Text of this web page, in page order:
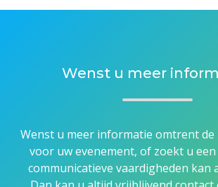
Wenst u meer
Wenst u meer informatie omtrent de
voor uw evenement, of zoekt u een
communicatieve vaardigheden kan